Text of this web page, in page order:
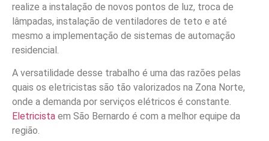
realize a instalação de novos pontos de luz, troca de
lâmpadas, instalação de ventiladores de teto e até
mesmo a implementação de sistemas de automação
residencial.
A versatilidade desse trabalho é uma das razões pelas
quais os eletricistas são tão valorizados na Zona Norte,
onde a demanda por serviços elétricos é constante.
Eletricista em São Bernardo é com a melhor equipe da
região.